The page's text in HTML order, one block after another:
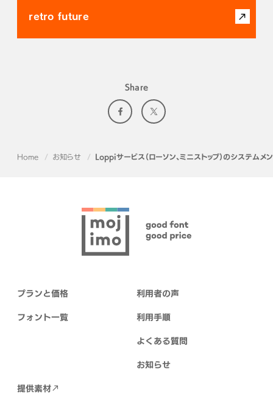
retro future
Share
Home お知らせ Loppiサービス（ローソン、ミニストップ）のシステムメ
プランと価格
フォント一覧
利用者の声
利用手順
よくある質問
お知らせ
提供素材